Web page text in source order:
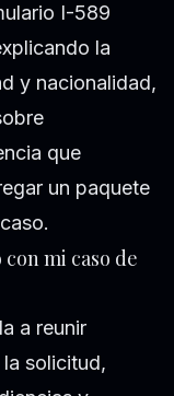
I-589
la
y nacionalidad,
que
un paquete
mi caso de
a reunir
solicitud,